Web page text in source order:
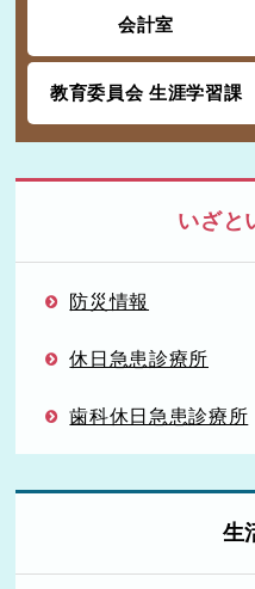
会計室
教育委員会 生涯学習課
いざと
防災情報
休日急患診療所
歯科休日急患診療所
生